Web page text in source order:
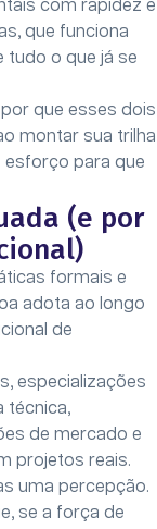
com rapidez e
que funciona
tudo o que já se
que esses dois
montar sua trilha
para que
(e por
formais e
adota ao longo
de
especializações
técnica,
de mercado e
projetos reais.
uma percepção.
se a força de